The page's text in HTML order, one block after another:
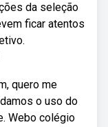
da seleção
ficar atentos
quero me
o uso do
Webo colégio